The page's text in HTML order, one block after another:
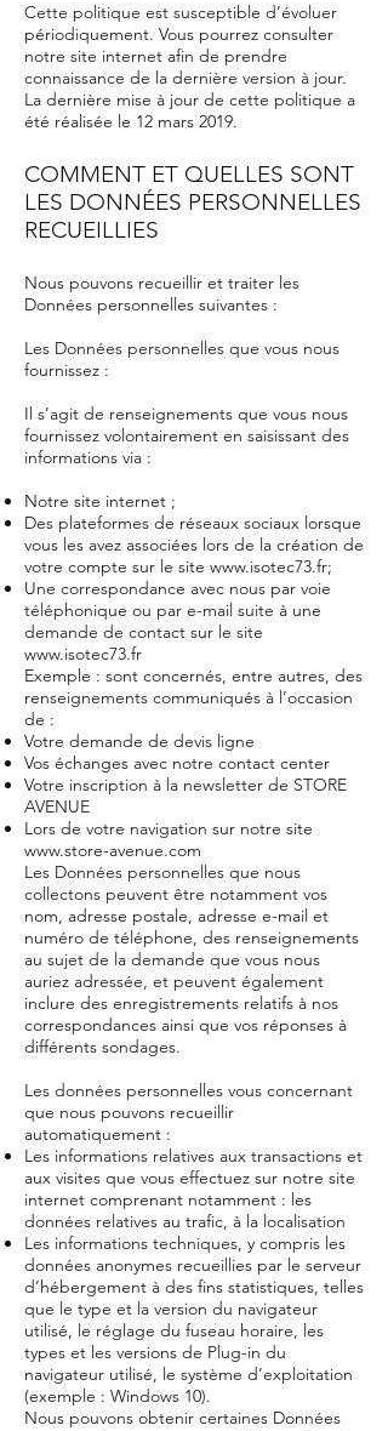
Cette politique est susceptible d’évoluer
périodiquement. Vous pourrez consulter
notre site internet afin de prendre
connaissance de la dernière version à jour.
La dernière mise à jour de cette politique a
été réalisée le 12 mars 2019.
COMMENT ET QUELLES SONT
LES DONNÉES PERSONNELLES
RECUEILLIES
Nous pouvons recueillir et traiter les
Données personnelles suivantes :
Les Données personnelles que vous nous
fournissez :
Il s’agit de renseignements que vous nous
fournissez volontairement en saisissant des
informations via :
Notre site internet ;
Des plateformes de réseaux sociaux lorsque
vous les avez associées lors de la création de
votre compte sur le site www.isotec73.fr;
Une correspondance avec nous par voie
téléphonique ou par e-mail suite à une
demande de contact sur le site
www.isotec73.fr
Exemple : sont concernés, entre autres, des
renseignements communiqués à l’occasion
de :
Votre demande de devis ligne
Vos échanges avec notre contact center
Votre inscription à la newsletter de STORE
AVENUE
Lors de votre navigation sur notre site
www.store-avenue.com
Les Données personnelles que nous
collectons peuvent être notamment vos
nom, adresse postale, adresse e-mail et
numéro de téléphone, des renseignements
au sujet de la demande que vous nous
auriez adressée, et peuvent également
inclure des enregistrements relatifs à nos
correspondances ainsi que vos réponses à
différents sondages.
Les données personnelles vous concernant
que nous pouvons recueillir
automatiquement :
Les informations relatives aux transactions et
aux visites que vous effectuez sur notre site
internet comprenant notamment : les
données relatives au trafic, à la localisation
Les informations techniques, y compris les
données anonymes recueillies par le serveur
d’hébergement à des fins statistiques, telles
que le type et la version du navigateur
utilisé, le réglage du fuseau horaire, les
types et les versions de Plug-in du
navigateur utilisé, le système d’exploitation
(exemple : Windows 10).
Nous pouvons obtenir certaines Données